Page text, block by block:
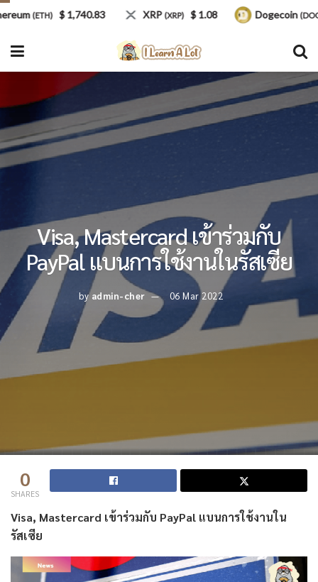
Visa, Mastercard เข้าร่วมกับ
PayPal แบนการใช้งานในรัสเซีย
by admin-cher 06 Mar 2022
0
SHARES
Visa, Mastercard เข้าร่วมกับ PayPal แบนการใช้งานใน
รัสเซีย
(ETH) $ 1,740.83 XRP(XRP) $ 1.08 Dogecoin(DOGE)